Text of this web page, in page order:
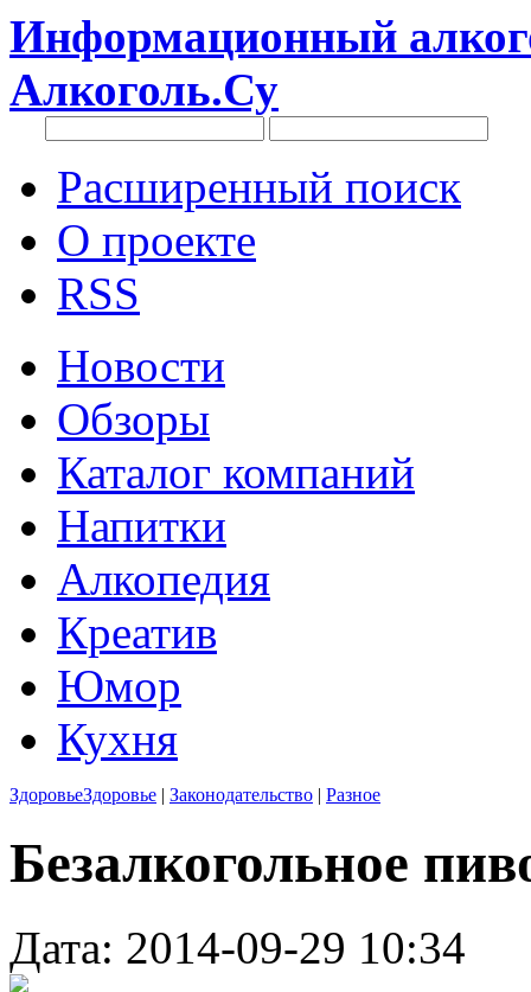
Информационный
Алкоголь.Су
Расширенный поиск
О проекте
RSS
Новости
Обзоры
Каталог компаний
Напитки
Алкопедия
Креатив
Юмор
Кухня
ЗдоровьеЗдоровье | Законодательство | Разное
Безалкогольное
Дата: 2014-09-29 10:34